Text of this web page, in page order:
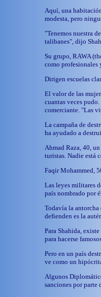
Aquí, una
modesta, pero
"Tenemos nuestra
talibanes", dijo
Su grupo, RAWA
como profesionales
Dirigen escuelas
El valor de las
cuantas veces
comerciante. "Las
La campaña de
ha ayudado a
Ahmad Raza, 40,
turistas. Nadie está
Faqir Mohammed,
Las leyes militares
país nombrado por
Todavía la
defienden es la
Para Shahida,
para hacerse
Pero en un país
ve como un
Algunos
sanciones por parte